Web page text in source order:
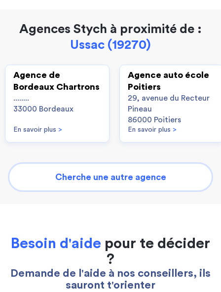
Agences Stych à proximité de :
Ussac (19270)
Agence de
Bordeaux Chartrons
........
33000 Bordeaux
En savoir plus >
Agence auto école
Poitiers
29, avenue du Recteur
Pineau
86000 Poitiers
En savoir plus >
Cherche une autre agence
Besoin d'aide pour te décider
?
Demande de l'aide à nos conseillers, ils
sauront t'orienter